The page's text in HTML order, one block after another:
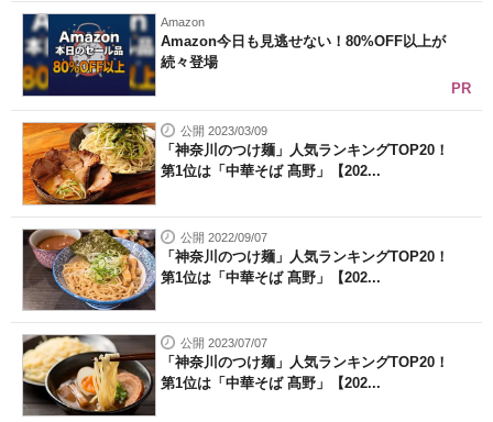
Amazon
Amazon今日も見逃せない！80%OFF以上が
続々登場
PR
公開 2023/03/09
「神奈川のつけ麺」人気ランキングTOP20！
第1位は「中華そば 髙野」【202...
公開 2022/09/07
「神奈川のつけ麺」人気ランキングTOP20！
第1位は「中華そば 髙野」【202...
公開 2023/07/07
「神奈川のつけ麺」人気ランキングTOP20！
第1位は「中華そば 髙野」【202...